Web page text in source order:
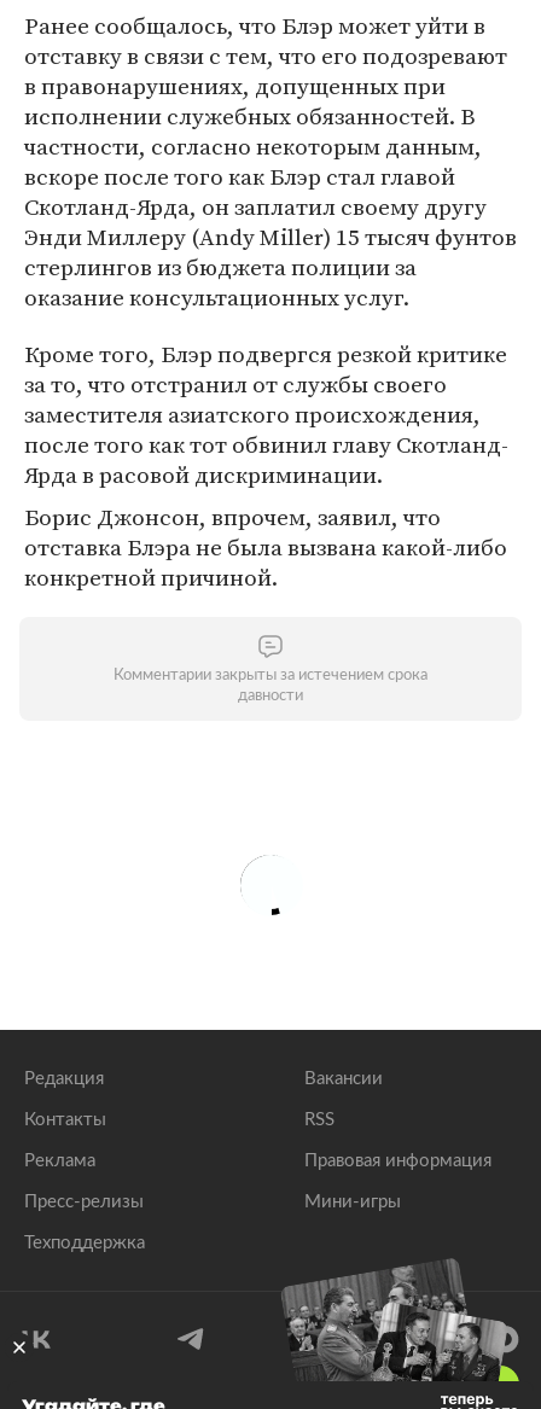
Ранее сообщалось, что Блэр может уйти в
отставку в связи с тем, что его подозревают
в правонарушениях, допущенных при
исполнении служебных обязанностей. В
частности, согласно некоторым данным,
вскоре после того как Блэр стал главой
Скотланд-Ярда, он заплатил своему другу
Энди Миллеру (Andy Miller) 15 тысяч фунтов
стерлингов из бюджета полиции за
оказание консультационных услуг.
Кроме того, Блэр подвергся резкой критике
за то, что отстранил от службы своего
заместителя азиатского происхождения,
после того как тот обвинил главу Скотланд-
Ярда в расовой дискриминации.
Борис Джонсон, впрочем, заявил, что
отставка Блэра не была вызвана какой-либо
конкретной причиной.
Комментарии закрыты за истечением срока
давности
Редакция
Контакты
Реклама
Пресс-релизы
Техподдержка
Вакансии
RSS
Правовая информация
Мини-игры